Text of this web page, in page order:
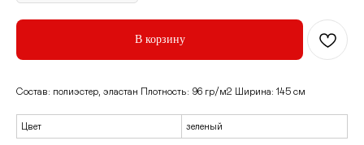
В корзину
Состав: полиэстер, эластан Плотность: 96 гр/м2 Ширина: 145 см
Цвет зеленый